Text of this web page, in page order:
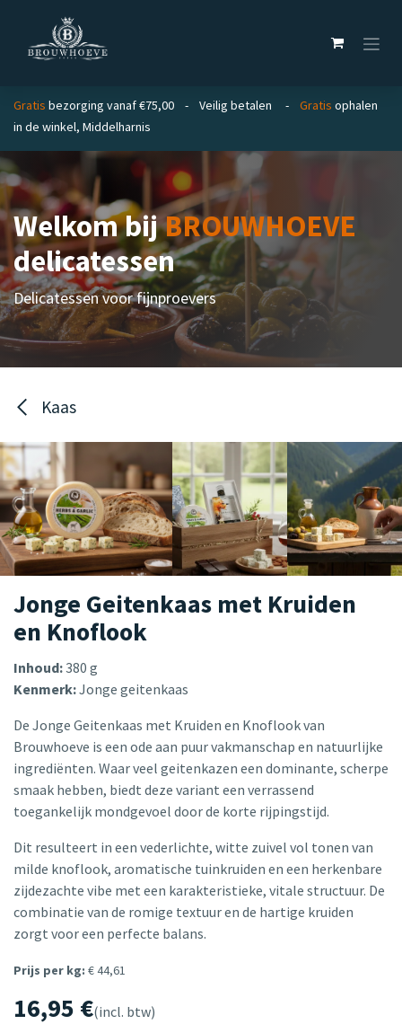
Overslaan naar inhoud
Gratis bezorging vanaf €75,00 - Veilig betalen - Gratis ophalen
in de winkel, Middelharnis
Welkom bijBROUWHOEVE
delicatessen
Delicatessen voor fijnproevers
Kaas
Jonge Geitenkaas met Kruiden
en Knoflook
Inhoud:380 g
Kenmerk:Jonge geitenkaas
De Jonge Geitenkaas met Kruiden en Knoflook van
Brouwhoeve is een ode aan puur vakmanschap en natuurlijke
ingrediënten. Waar veel geitenkazen een dominante, scherpe
smaak hebben, biedt deze variant een verrassend
toegankelijk mondgevoel door de korte rijpingstijd.
Dit resulteert in een vederlichte, witte zuivel vol tonen van
milde knoflook, aromatische tuinkruiden en een herkenbare
zijdezachte vibe met een karakteristieke, vitale structuur. De
combinatie van de romige textuur en de hartige kruiden
zorgt voor een perfecte balans.
Prijs per kg: € 44,61
16,95 €(incl. btw)